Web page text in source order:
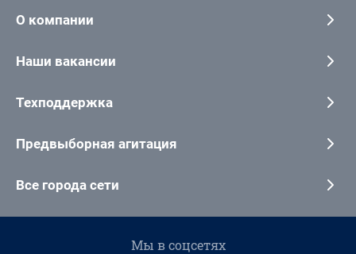
О компании
Наши вакансии
Техподдержка
Предвыборная агитация
Все города сети
Мы в соцсетях